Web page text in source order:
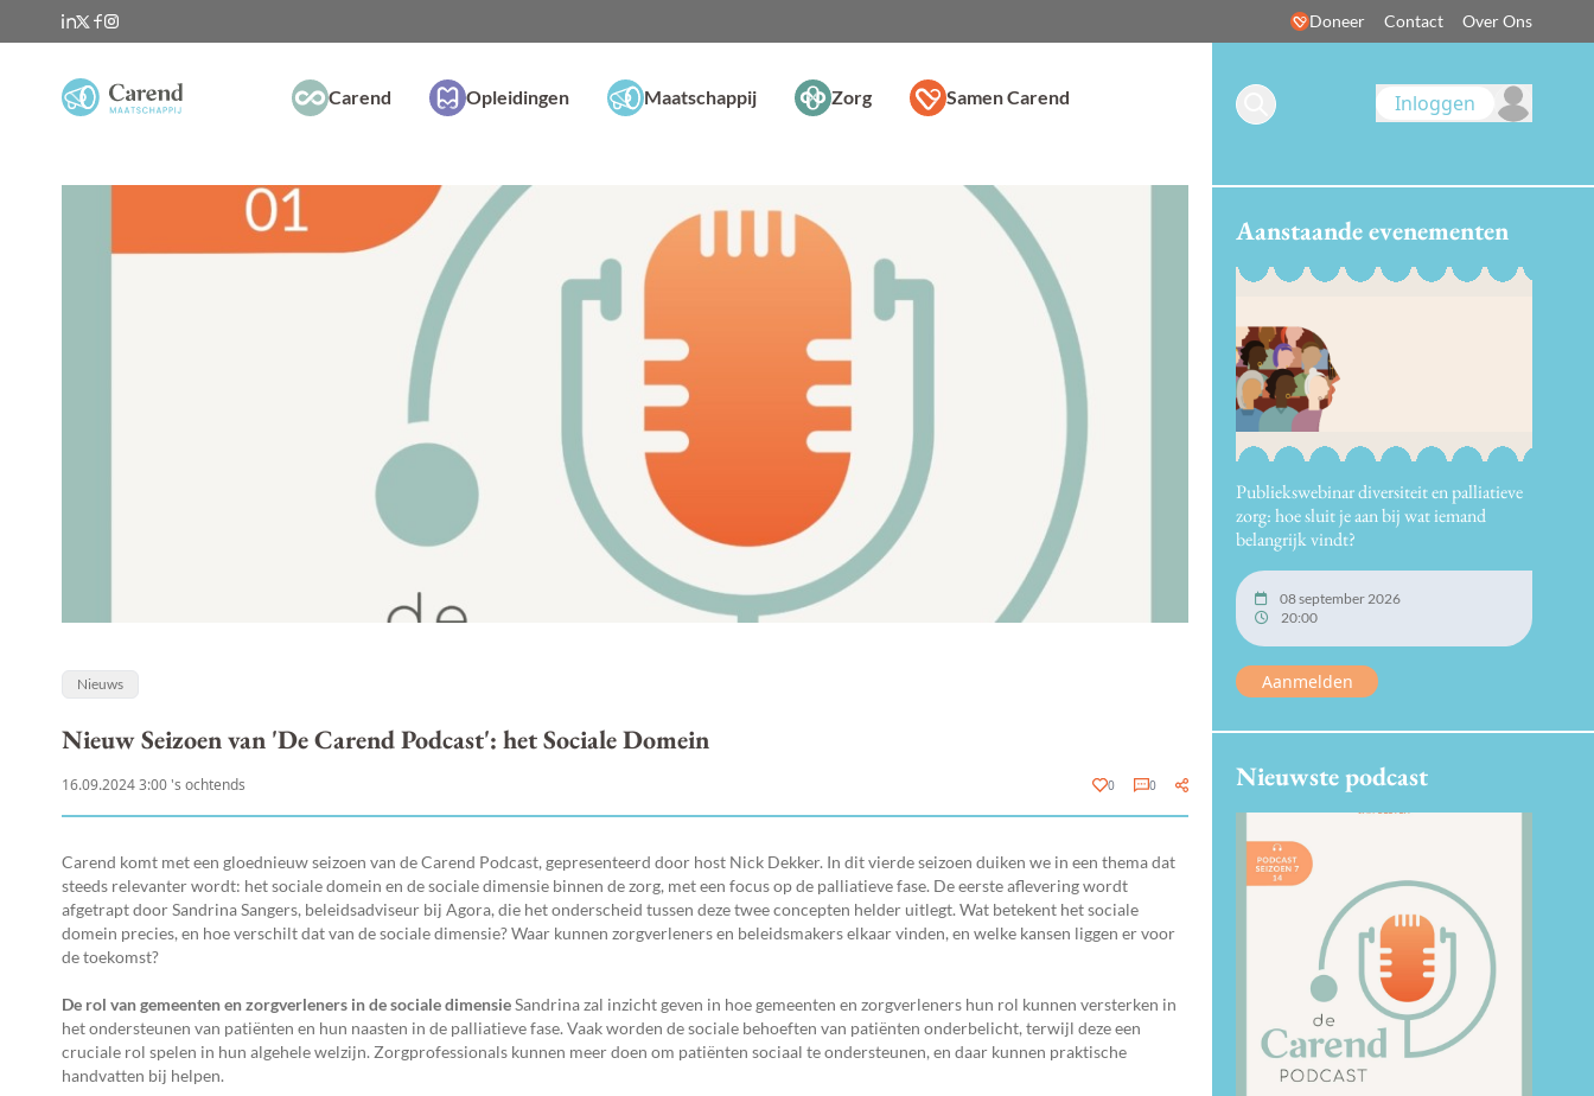
Doneer Contact Over Ons
Carend Opleidingen Maatschappij Zorg Samen Carend
Nieuws
Nieuw Seizoen van 'De Carend Podcast': het Sociale Domein
16.09.2024 3:00 's ochtends 0 0
Carend komt met een gloednieuw seizoen van de Carend Podcast, gepresenteerd door host Nick Dekker. In dit vierde seizoen duiken we in een thema dat
steeds relevanter wordt: het sociale domein en de sociale dimensie binnen de zorg, met een focus op de palliatieve fase. De eerste aflevering wordt
afgetrapt door Sandrina Sangers, beleidsadviseur bij Agora, die het onderscheid tussen deze twee concepten helder uitlegt. Wat betekent het sociale
domein precies, en hoe verschilt dat van de sociale dimensie? Waar kunnen zorgverleners en beleidsmakers elkaar vinden, en welke kansen liggen er voor
de toekomst?
De rol van gemeenten en zorgverleners in de sociale dimensieSandrina zal inzicht geven in hoe gemeenten en zorgverleners hun rol kunnen versterken in
het ondersteunen van patiënten en hun naasten in de palliatieve fase. Vaak worden de sociale behoeften van patiënten onderbelicht, terwijl deze een
cruciale rol spelen in hun algehele welzijn. Zorgprofessionals kunnen meer doen om patiënten sociaal te ondersteunen, en daar kunnen praktische
handvatten bij helpen.
Inloggen
Aanstaande evenementen
Publiekswebinar diversiteit en palliatieve
zorg: hoe sluit je aan bij wat iemand
belangrijk vindt?
08 september 2026
20:00
Aanmelden
Nieuwste podcast